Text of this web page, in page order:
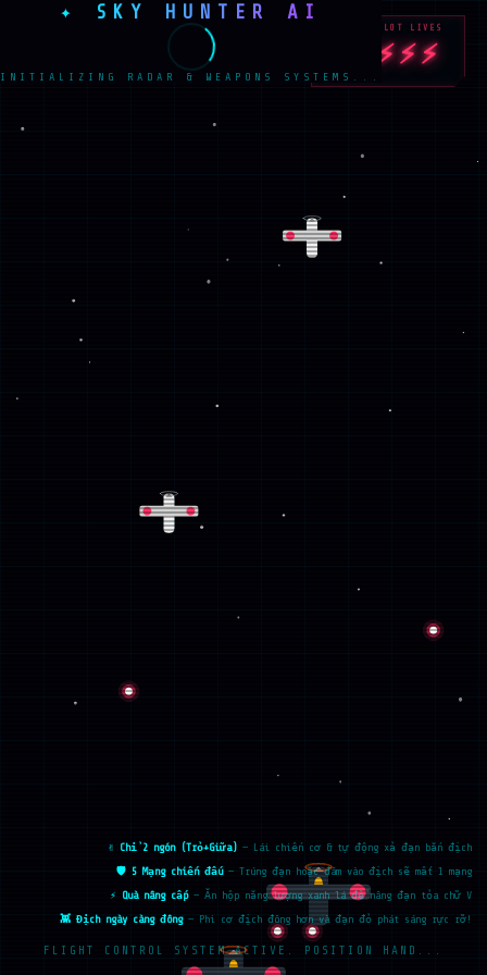
✦ SKY HUNTER AI
INITIALIZING RADAR & WEAPONS SYSTEMS...
✦ SKY
LIVES:
⚡⚡⚡⚡⚡
PILOT LIVES
⚡⚡⚡⚡⚡
FLIGHT CONTROL SYSTEM ACTIVE. POSITION HAND...
✌ Chỉ 2 ngón (Trỏ+Giữa) — Lái chiến cơ & tự động xả đạn bắn địch
🛡️ 5 Mạng chiến đấu— Trúng đạn hoặc đâm vào địch sẽ mất 1 mạng
⚡ Quà nâng cấp— Ăn hộp năng lượng xanh lá để nâng đạn tỏa chữ V
👾 Địch ngày càng đông— Phi cơ địch đông hơn và đạn đỏ phát sáng rực rỡ!